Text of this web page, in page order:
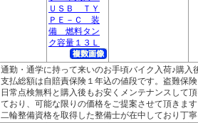
ＵＳＢ ＴＹ
ＰＥ－Ｃ 装
備 燃料タン
ク容量１３Ｌ
通勤・通学に持って来いのお手頃バイク入荷♪購
支払総額は自賠責保険１年込の値段です。盗難保
日常点検無料と購入後もお安くメンテナンスして
ており、可能な限りの価格をご提案させて頂きま
二輪整備資格を取得した整備士が在中しており丁